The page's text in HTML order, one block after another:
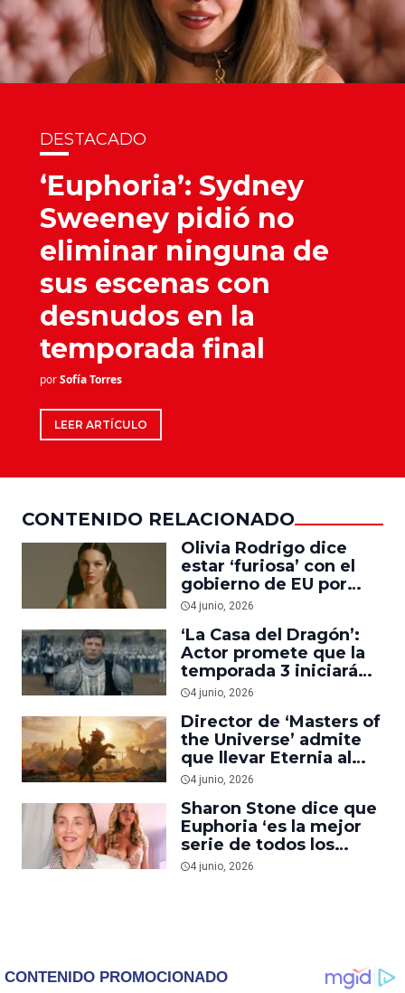
DESTACADO
‘Euphoria’: Sydney
Sweeney pidió no
eliminar ninguna de
sus escenas con
desnudos en la
temporada final
porSofía Torres
LEER ARTÍCULO
CONTENIDO RELACIONADO
Olivia Rodrigo dice
estar ‘furiosa’ con el
gobierno de EU por
usar su música para
deportaciones de ICE
4 junio, 2026
‘La Casa del Dragón’:
Actor promete que la
temporada 3 iniciará
con una de las batallas
of Thrones’
4 junio, 2026
Director de ‘Masters of
the Universe’ admite
que llevar Eternia al
cine fue el mayor reto
4 junio, 2026
Sharon Stone dice que
Euphoria ‘es la mejor
serie de todos los
tiempos y deberían
4 junio, 2026